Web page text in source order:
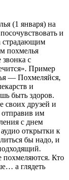
(1 января) на
и
страдающим
похмелья
с
Пример
— Похмеляйся,
и
быть здоров.
своих друзей и
им
с днем
открытки к
бы надо, и
похмеляются. Кто
а глядеть